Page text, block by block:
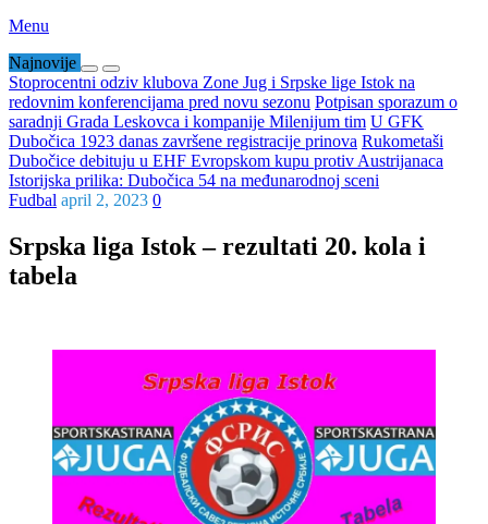
Menu
Najnovije
Stoprocentni odziv klubova Zone Jug i Srpske lige Istok na
redovnim konferencijama pred novu sezonu Potpisan sporazum o
saradnji Grada Leskovca i kompanije Milenijum tim U GFK
Dubočica 1923 danas završene registracije prinova Rukometaši
Dubočice debituju u EHF Evropskom kupu protiv Austrijanaca
Istorijska prilika: Dubočica 54 na međunarodnoj sceni
Fudbal april 2, 2023 0
Srpska liga Istok – rezultati 20. kola i
tabela